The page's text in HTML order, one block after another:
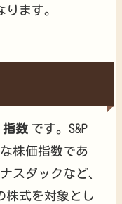
ます。
指数 です。S&P
株価指数であ
スダックなど、
株式を対象とし